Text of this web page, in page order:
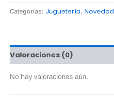
Categorías: Juguetería, Novedad
Valoraciones (0)
No hay valoraciones aún.